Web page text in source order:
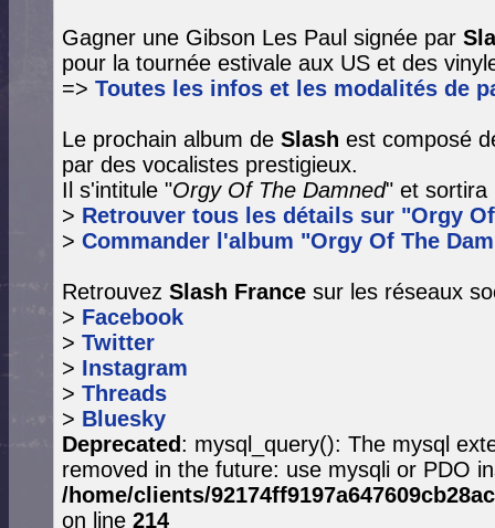
Gagner une Gibson Les Paul signée par
pour la tournée estivale aux US et des
=> Toutes les infos et les modalités de
Le prochain album de Slash est composé
par des vocalistes prestigieux.
Il s'intitule "Orgy Of The Damned" et sortira
> Retrouver tous les détails sur "Orgy
> Commander l'album "Orgy Of The
Retrouvez Slash France sur les réseaux
> Facebook
> Twitter
> Instagram
> Threads
> Bluesky
Deprecated: mysql_query(): The mysql
removed in the future: use mysqli or PDO
/home/clients/
on line 214